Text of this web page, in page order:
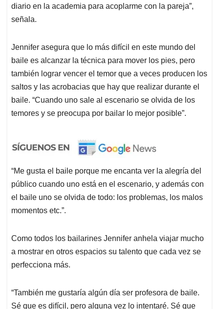
diario en la academia para acoplarme con la pareja”,
señala.
Jennifer asegura que lo más difícil en este mundo del
baile es alcanzar la técnica para mover los pies, pero
también lograr vencer el temor que a veces producen los
saltos y las acrobacias que hay que realizar durante el
baile. “Cuando uno sale al escenario se olvida de los
temores y se preocupa por bailar lo mejor posible”.
“Me gusta el baile porque me encanta ver la alegría del
público cuando uno está en el escenario, y además con
el baile uno se olvida de todo: los problemas, los malos
momentos etc.”.
Como todos los bailarines Jennifer anhela viajar mucho
a mostrar en otros espacios su talento que cada vez se
perfecciona más.
“También me gustaría algún día ser profesora de baile.
Sé que es difícil, pero alguna vez lo intentaré. Sé que